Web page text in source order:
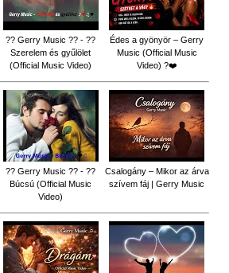
?? Gerry Music ?? - ??
Szerelem és gyűlölet
(Official Music Video)
Édes a gyönyör – Gerry
Music (Official Music
Video) ?❤️
?? Gerry Music ?? - ??
Búcsú (Official Music
Video)
Csalogány – Mikor az árva
szívem fáj | Gerry Music